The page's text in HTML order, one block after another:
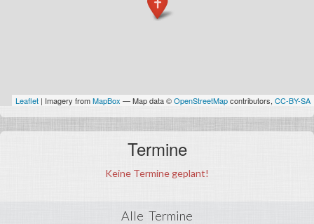
Leaflet | Imagery fromMapBox — Map data ©OpenStreetMapcontributors, CC-BY-SA
Termine
Keine Termine geplant!
Alle Termine